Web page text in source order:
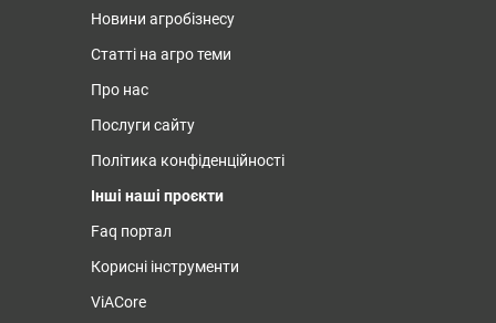
Новини агробізнесу
Статті на агро теми
Про нас
Послуги сайту
Політика конфіденційності
Інші наші проєкти
Faq портал
Корисні інструменти
ViACore